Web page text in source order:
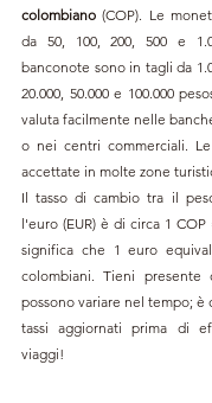
colombiano (COP). Le
da 50, 100, 200, 500 e
banconote sono in tagli da
20.000, 50.000 e 100.000
valuta facilmente nelle
o nei centri commerciali.
accettate in molte zone
Il tasso di cambio tra il
l'euro (EUR) è di circa 1 COP
significa che 1 euro
colombiani. Tieni
possono variare nel tempo; è
tassi aggiornati prima di
viaggi!